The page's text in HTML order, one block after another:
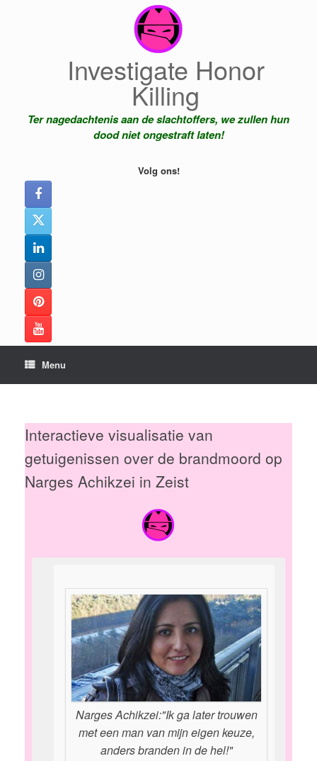
Investigate Honor
Killing
Ter nagedachtenis aan de slachtoffers, we zullen hun
dood niet ongestraft laten!
Volg ons!
Menu
Interactieve visualisatie van
getuigenissen over de brandmoord op
Narges Achikzei in Zeist
Narges Achikzei:"Ik ga later trouwen
met een man van mijn eigen keuze,
anders branden in de hel!"